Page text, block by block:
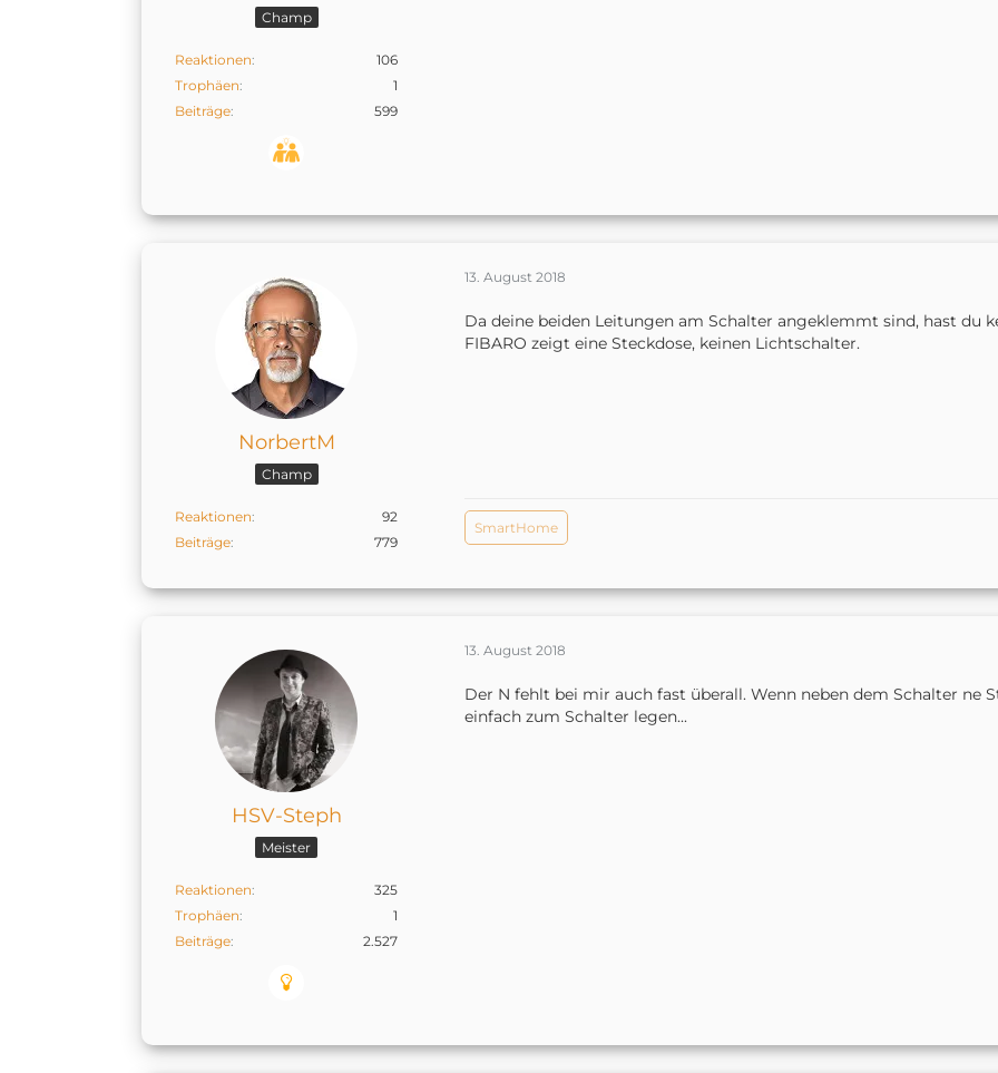
Champ
Reaktionen
106
Trophäen
1
Beiträge
599
NorbertM
Champ
Reaktionen
92
Beiträge
779
13. August 2018
Da deine beiden Leitungen am Schalter angeklemmt sind, hast du
FIBARO zeigt eine Steckdose, keinen Lichtschalter.
SmartHome
HSV-Steph
Meister
Reaktionen
325
Trophäen
1
Beiträge
2.527
13. August 2018
Der N fehlt bei mir auch fast überall. Wenn neben dem Schalter ne
einfach zum Schalter legen...